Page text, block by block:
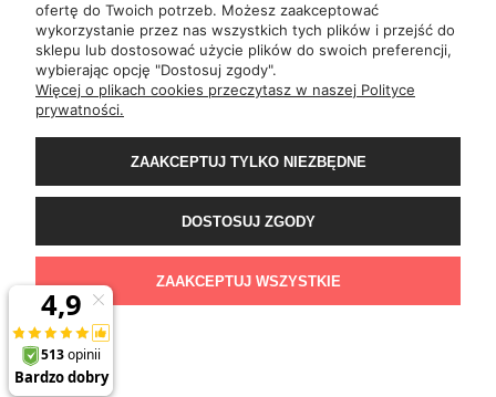
O NAS
ul.Romana Dmowskiego 1,
Św. Filipa 23/3, 31-150 Kraków
ul.Mielęckiego 10 lok 503,
Al.Jerozolimskie 81 lok 7.10, 02-001 Warszawa
Wały Piastowskie 1lok. 1508,80-855 Gdańsk
ul. Grochowa 4, 15-423 Białystok
ul.ul. 1-go Maja 13lok. 2,20-410 Lublin
Rejtana 49/6, 35-310 Rzeszów
Franciszka z Asyżu 62, 93-479
ul.Wiertnicza 115, 02-952 Warszawa
Bohaterów Warszawy 11b, 70-370
ofertę do Twoich potrzeb. Możesz zaakceptować
wykorzystanie przez nas wszystkich tych plików i przejść do
sklepu lub dostosować użycie plików do swoich preferencji,
wybierając opcję "Dostosuj zgody".
Więcej o plikach cookies przeczytasz w naszej Polityce
prywatności.
ZAAKCEPTUJ TYLKO NIEZBĘDNE
DOSTOSUJ ZGODY
ZAAKCEPTUJ WSZYSTKIE